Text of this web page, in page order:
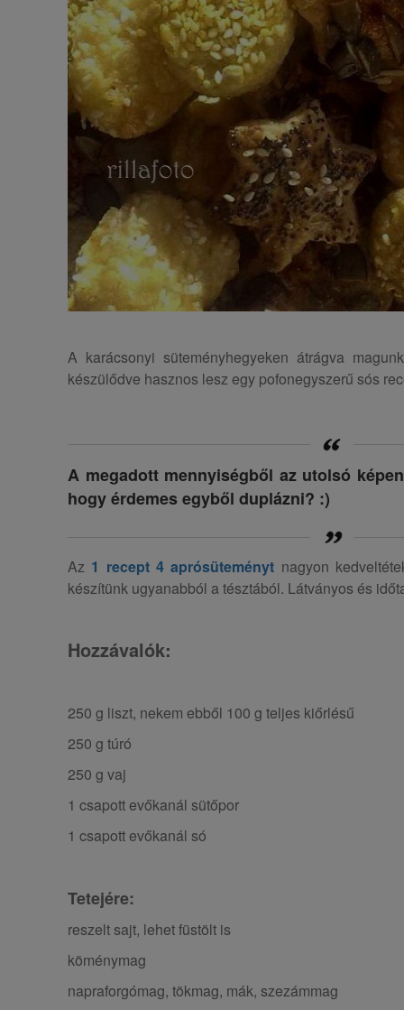
A karácsonyi süteményhegyeken átrágva
készülődve hasznos lesz egy pofonegyszerű sós
A megadott mennyiségből az utolsó
hogy érdemes egyből duplázni? :)
Az 1 recept 4 aprósüteményt nagyon
készítünk ugyanabból a tésztából. Látványos és
Hozzávalók:
250 g liszt, nekem ebből 100 g teljes kiőrlésű
250 g túró
250 g vaj
1 csapott evőkanál sütőpor
1 csapott evőkanál só
Tetejére:
reszelt sajt, lehet füstölt is
köménymag
napraforgómag, tökmag, mák, szezámmag